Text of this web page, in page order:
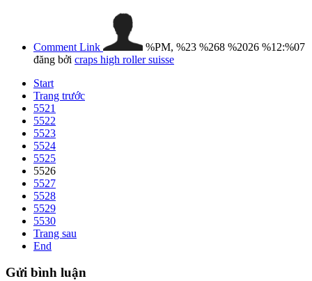
Comment Link
%PM, %23 %268 %2026 %12:%07
đăng bởi craps high roller suisse
Start
Trang trước
5521
5522
5523
5524
5525
5526
5527
5528
5529
5530
Trang sau
End
Gửi bình luận